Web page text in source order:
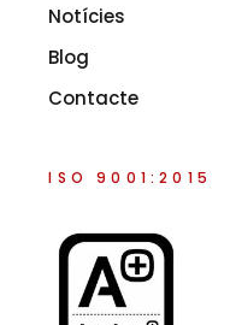
Notícies
Blog
Contacte
ISO 9001:2015